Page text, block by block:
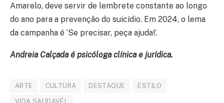
Amarelo, deve servir de lembrete constante ao longo
do ano para a prevenção do suicídio. Em 2024, o lema
da campanha é ‘Se precisar, peça ajuda!’.
Andreia Calçada é psicóloga clínica e jurídica.
ARTE CULTURA DESTAQUE ESTILO
VIDA SAUDAVÉL